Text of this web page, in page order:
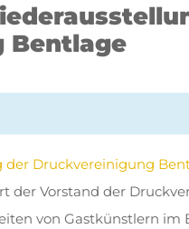
Bentlage
der Druckvereinigung
der Vorstand der
von Gastkünstlern im